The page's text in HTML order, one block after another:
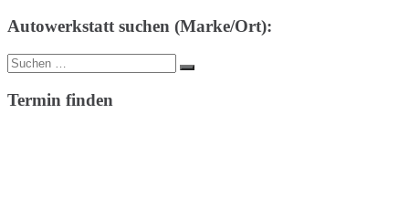
Autowerkstatt suchen (Marke/Ort):
Suche
nach:
Suchen
Termin finden